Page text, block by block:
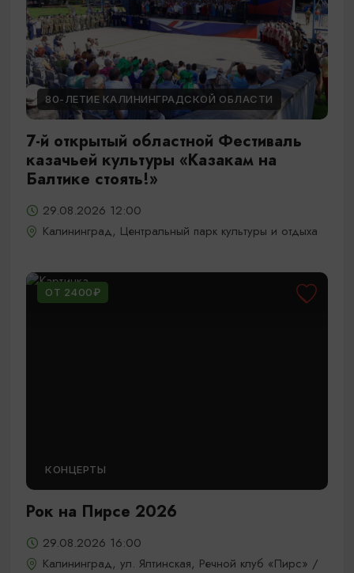
80-ЛЕТИЕ КАЛИНИНГРАДСКОЙ ОБЛАСТИ
7-й открытый областной Фестиваль
казачьей культуры «Казакам на
Балтике стоять!»
29.08.2026 12:00
Калининград, Центральный парк культуры и отдыха
ОТ 2400₽
КОНЦЕРТЫ
Рок на Пирсе 2026
29.08.2026 16:00
Калининград, ул. Ялтинская, Речной клуб «Пирс» /